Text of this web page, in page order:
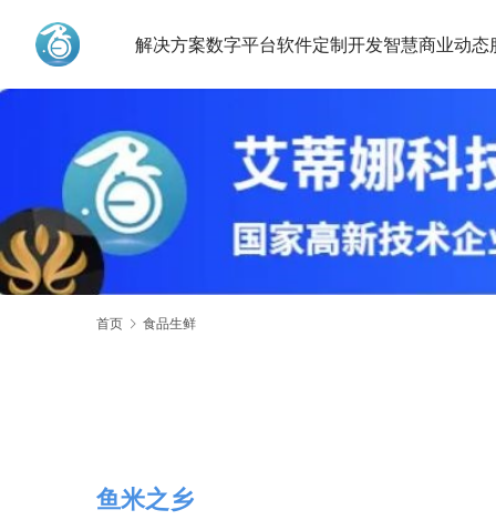
解决方案数字平台软件定制开发智慧商业动态
首页 食品生鲜
鱼米之乡